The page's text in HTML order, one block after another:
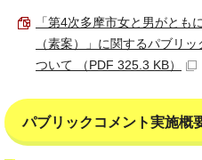
「第4次多摩市女と男がとも
（素案）」に関するパブリ
ついて （PDF 325.3 KB）
パブリックコメント実施概